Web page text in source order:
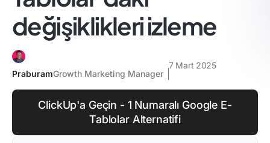
değişiklikleri izleme
PraburamGrowth Marketing Manager
7 Mart 2025
ClickUp'a Geçin - 1 Numaralı Google E-
Tablolar Alternatifi